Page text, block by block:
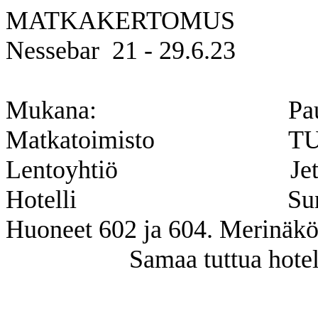
MATKAKERTOMUS
Nessebar 21 - 29.6.23
Mukana: Pauli,
Matkatoimisto
Lentoyhtiö Jetime,
Hotelli Sun
Huoneet 602 ja 604.
Samaa tuttua